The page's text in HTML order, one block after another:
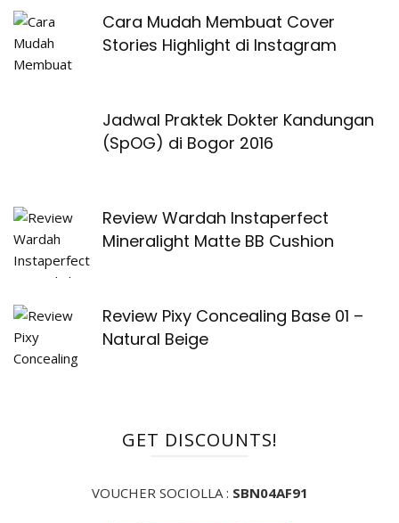
Cara Mudah Membuat Cover
Stories Highlight di Instagram
Jadwal Praktek Dokter Kandungan
(SpOG) di Bogor 2016
Review Wardah Instaperfect
Mineralight Matte BB Cushion
Review Pixy Concealing Base 01 –
Natural Beige
GET DISCOUNTS!
VOUCHER SOCIOLLA : SBN04AF91